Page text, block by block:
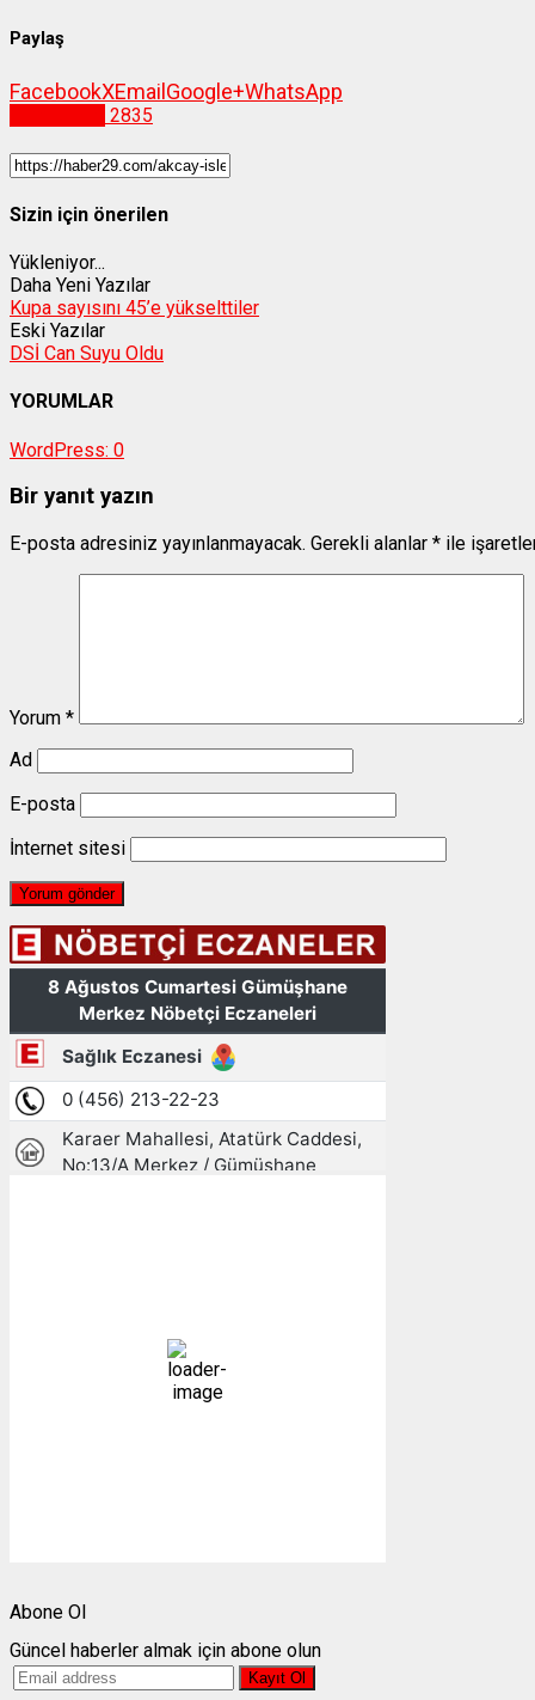
Paylaş
FacebookXEmail Google+WhatsApp
2835
Sizin için önerilen
Yükleniyor...
Daha Yeni Yazılar
Kupa sayısını 45’e yükselttiler
Eski Yazılar
DSİ Can Suyu Oldu
YORUMLAR
WordPress: 0
Bir yanıt yazın
E-posta adresiniz yayınlanmayacak. Gerekli alanlar * ile
Yorum *
Ad
E-posta
İnternet sitesi
32 %
1004 mb
Abone Ol
Güncel haberler almak için abone olun